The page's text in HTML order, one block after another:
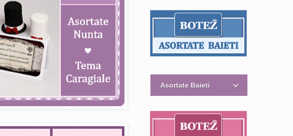
Asortate Baieti